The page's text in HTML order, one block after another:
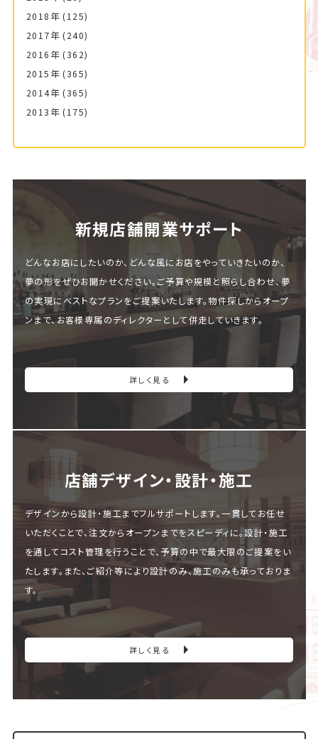
2018年 (125)
2017年 (240)
2016年 (362)
2015年 (365)
2014年 (365)
2013年 (175)
新規店舗開業サポート
どんなお店にしたいのか、どんな風にお店をやっていきたいのか、
夢の形をぜひお聞かせください。ご予算や規模と照らし合わせ、夢
の実現にベストなプランをご提案いたします。物件探しからオープ
ンまで、お客様専属のディレクターとして併走していきます。
詳しく見る
店舗デザイン・設計・施⼯
デザインから設計・施工までフルサポートします。一貫してお任せ
いただくことで、注文からオープンまでをスピーディに。設計・施工
を通してコスト管理を行うことで、予算の中で最大限のご提案をい
たします。また、ご紹介等により設計のみ、施工のみも承っておりま
す。
詳しく見る